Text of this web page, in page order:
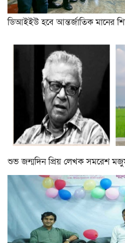
ডিআইইউ হবে আন্তর্জাতিক মানের
শুভ জন্মদিন প্রিয় লেখক সমরেশ